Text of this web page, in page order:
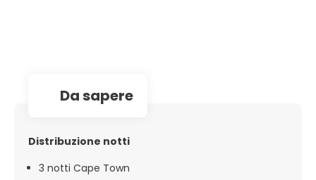
da sapere
Distribuzione notti
3 notti Cape Town